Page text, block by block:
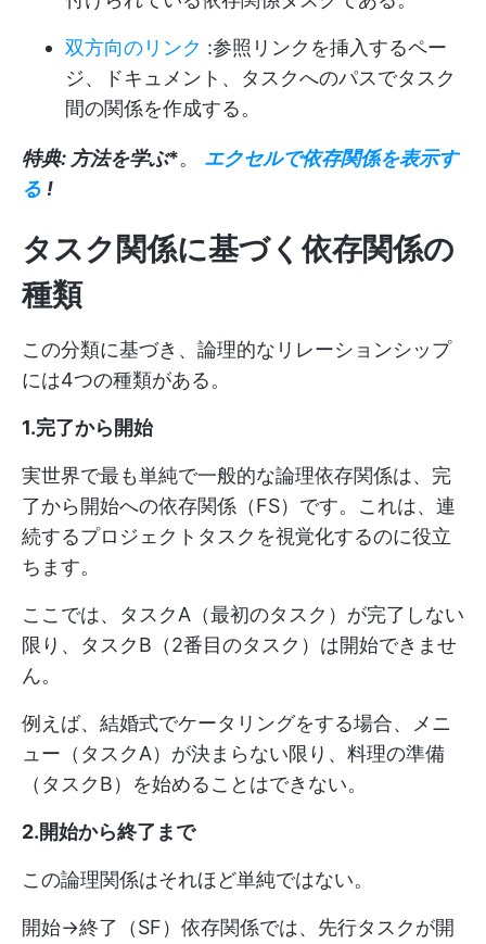
双方向のリンク :参照リンクを挿入するペー
ジ、ドキュメント、タスクへのパスでタスク
間の関係を作成する。
特典: 方法を学ぶ*。 エクセルで依存関係を表示す
る !
タスク関係に基づく依存関係の
種類
この分類に基づき、論理的なリレーションシップ
には4つの種類がある。
1.完了から開始
実世界で最も単純で一般的な論理依存関係は、完
了から開始への依存関係（FS）です。これは、連
続するプロジェクトタスクを視覚化するのに役立
ちます。
ここでは、タスクA（最初のタスク）が完了しない
限り、タスクB（2番目のタスク）は開始できませ
ん。
例えば、結婚式でケータリングをする場合、メニ
ュー（タスクA）が決まらない限り、料理の準備
（タスクB）を始めることはできない。
2.開始から終了まで
この論理関係はそれほど単純ではない。
開始→終了（SF）依存関係では、先行タスクが開